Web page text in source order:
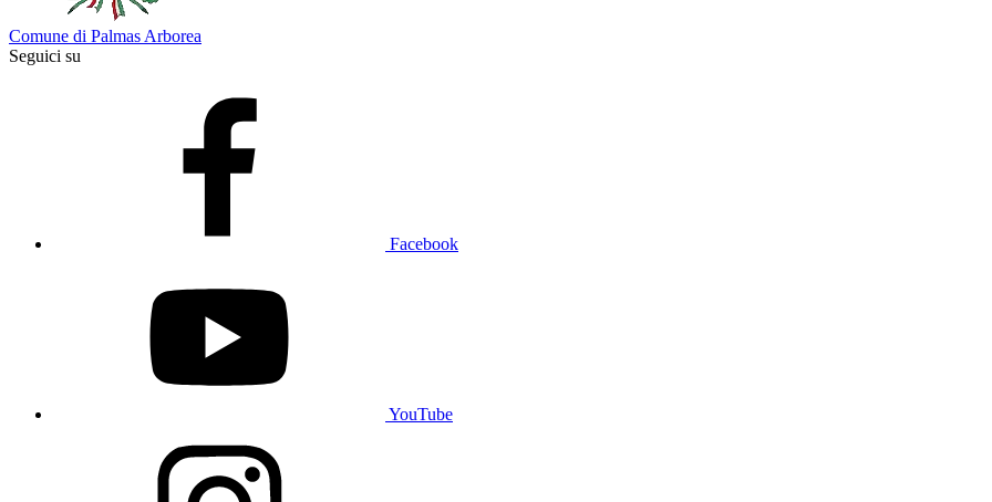
Comune di Palmas Arborea
Seguici su
Facebook
YouTube